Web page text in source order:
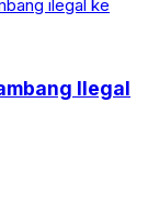
Ilegal